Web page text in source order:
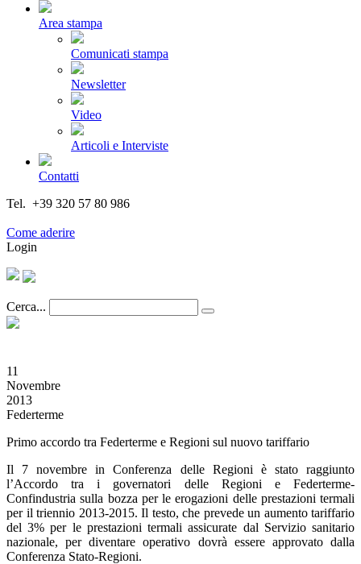
Area stampa
Comunicati stampa
Newsletter
Video
Articoli e Interviste
Contatti
Tel. +39 320 57 80 986
Come aderire
Login
Cerca...
11
Novembre
2013
Federterme
Primo accordo tra Federterme e Regioni sul nuovo tariffario
Il 7 novembre in Conferenza delle Regioni è stato raggiunto
l’Accordo tra i governatori delle Regioni e Federterme-
Confindustria sulla bozza per le erogazioni delle prestazioni termali
per il triennio 2013-2015. Il testo, che prevede un aumento tariffario
del 3% per le prestazioni termali assicurate dal Servizio sanitario
nazionale, per diventare operativo dovrà essere approvato dalla
Conferenza Stato-Regioni.